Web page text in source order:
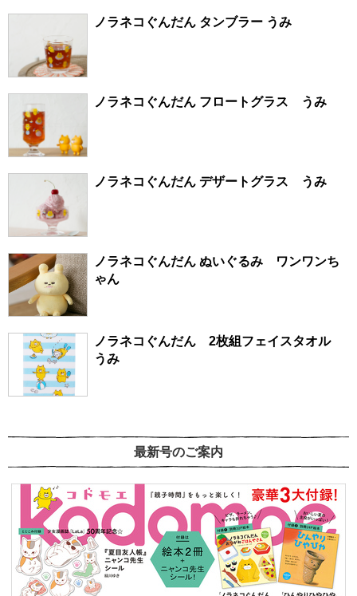
ノラネコぐんだん タンブラー うみ
ノラネコぐんだん フロートグラス うみ
ノラネコぐんだん デザートグラス うみ
ノラネコぐんだん ぬいぐるみ ワンワンち
ゃん
ノラネコぐんだん 2枚組フェイスタオル
うみ
最新号のご案内